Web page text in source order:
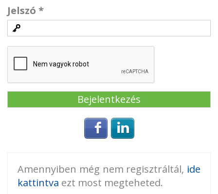
Jelszó *
Login with Facebook
Amennyiben még nem regisztráltál, ide
kattintva ezt most megteheted.